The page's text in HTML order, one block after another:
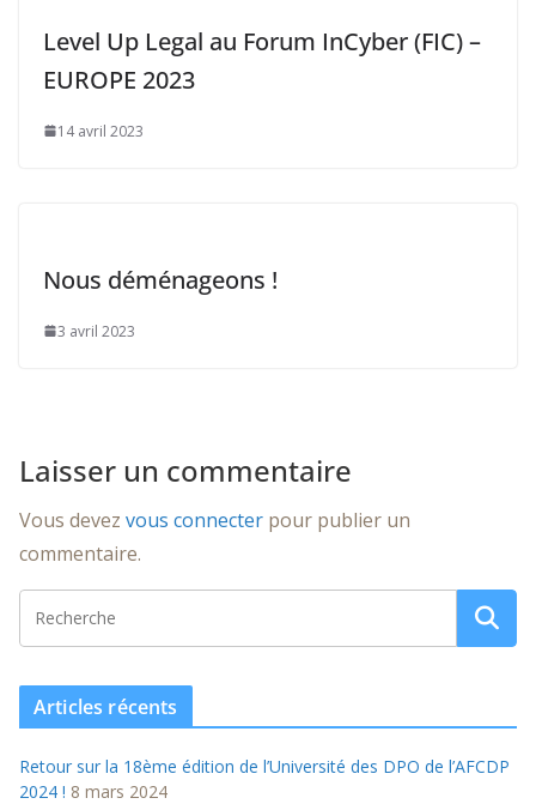
Level Up Legal au Forum InCyber (FIC) –
EUROPE 2023
14 avril 2023
Nous déménageons !
3 avril 2023
Laisser un commentaire
Vous devez vous connecter pour publier un
commentaire.
Articles récents
Retour sur la 18ème édition de l’Université des DPO de l’AFCDP
2024 ! 8 mars 2024